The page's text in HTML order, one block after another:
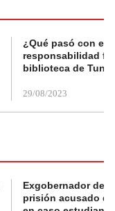
¿Qué pasó con el
responsabilidad
biblioteca de
29/08/2023
Exgobernador de
prisión acusado